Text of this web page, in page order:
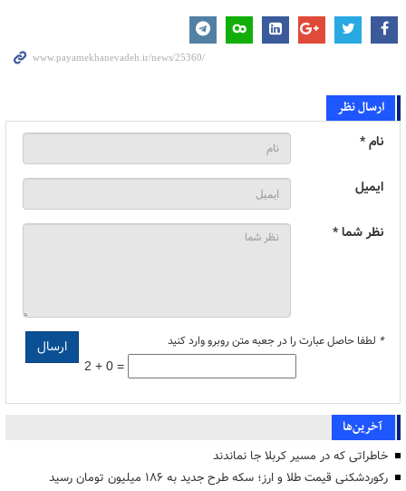
ارسال نظر
نام *
ایمیل
نظر شما *
* لطفا حاصل عبارت را در جعبه متن روبرو وارد کنید
2 + 0 =
آخرین‌ها
خاطراتی که در مسیر کربلا جا نماندند
رکوردشکنی قیمت طلا و ارز؛ سکه طرح جدید به ۱۸۶ میلیون تومان رسید